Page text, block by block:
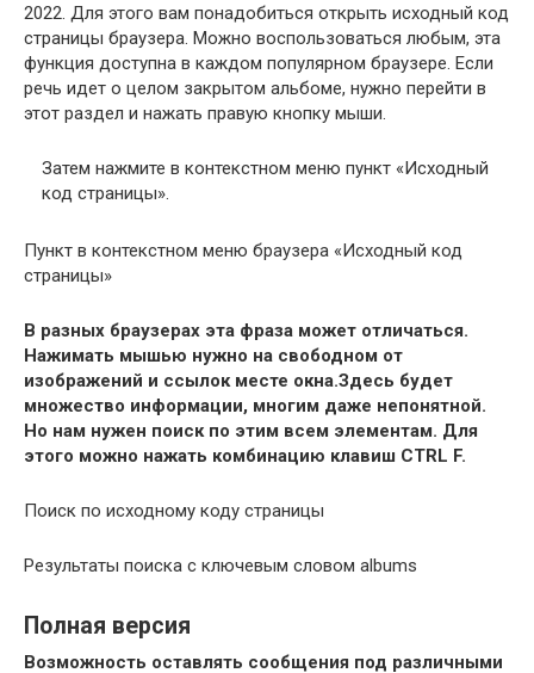
2022. Для этого вам понадобиться открыть исходный код
страницы браузера. Можно воспользоваться любым, эта
функция доступна в каждом популярном браузере. Если
речь идет о целом закрытом альбоме, нужно перейти в
этот раздел и нажать правую кнопку мыши.
Затем нажмите в контекстном меню пункт «Исходный
код страницы».
Пункт в контекстном меню браузера «Исходный код
страницы»
В разных браузерах эта фраза может отличаться.
Нажимать мышью нужно на свободном от
изображений и ссылок месте окна.Здесь будет
множество информации, многим даже непонятной.
Но нам нужен поиск по этим всем элементам. Для
этого можно нажать комбинацию клавиш CTRL F.
Поиск по исходному коду страницы
Результаты поиска с ключевым словом albums
Полная версия
Возможность оставлять сообщения под различными